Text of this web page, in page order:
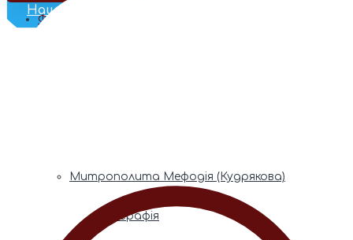
Наш Телеграм
Фонди пам’яті
Митрополита Мефодія (Кудрякова)
Біографія